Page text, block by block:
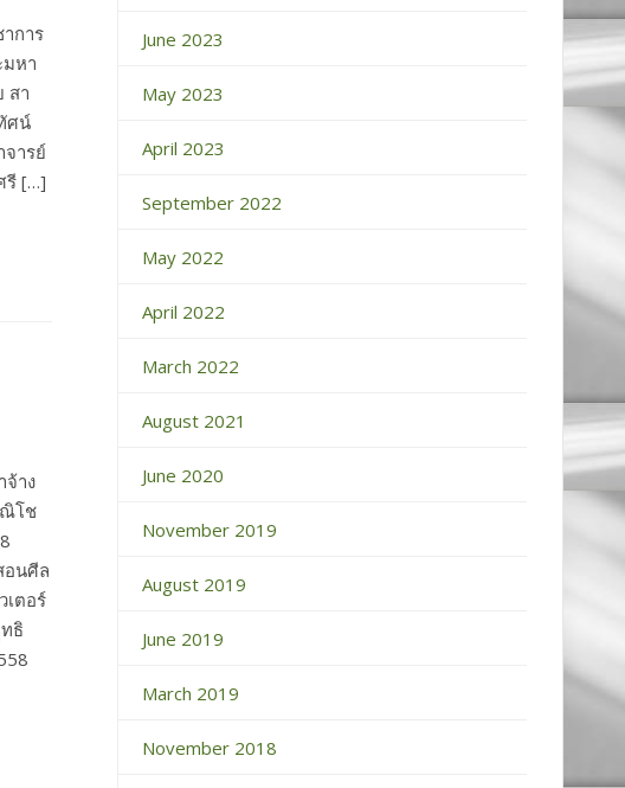
การ
หา
สา
ศน์
จารย์
รี […]
าง
โช
อนศีล
ตอร์
ธิ
June 2023
May 2023
April 2023
September 2022
May 2022
April 2022
March 2022
August 2021
June 2020
November 2019
August 2019
June 2019
March 2019
November 2018